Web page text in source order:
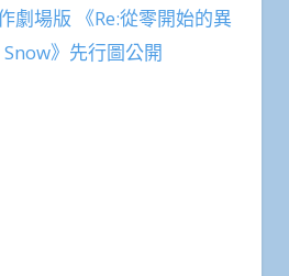
劇場版 《Re:從零開始的異
》先行圖公開